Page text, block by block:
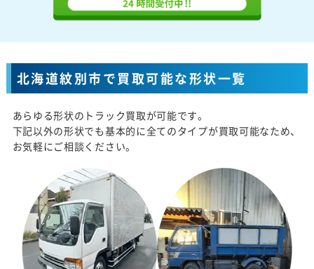
北海道紋別市で買取可能な形状一覧
あらゆる形状のトラック買取が可能です。
下記以外の形状でも基本的に全てのタイプが買取可能なため、
お気軽にご相談ください。